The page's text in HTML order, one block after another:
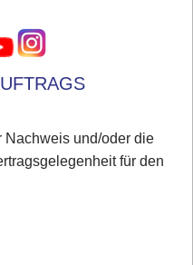
Nachweis und/oder die
für den